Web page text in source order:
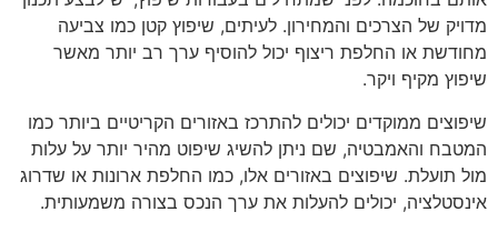
מדויק של הצרכים והמחירון. לעיתים, שיפוץ קטן כמו צביעה
מחודשת או החלפת ריצוף יכול להוסיף ערך רב יותר מאשר
שיפוץ מקיף ויקר.
שיפוצים ממוקדים יכולים להתרכז באזורים הקריטיים ביותר כמו
המטבח והאמבטיה, שם ניתן להשיג שיפוט מהיר יותר על עלות
מול תועלת. שיפוצים באזורים אלו, כמו החלפת ארונות או שדרוג
אינסטלציה, יכולים להעלות את ערך הנכס בצורה משמעותית.